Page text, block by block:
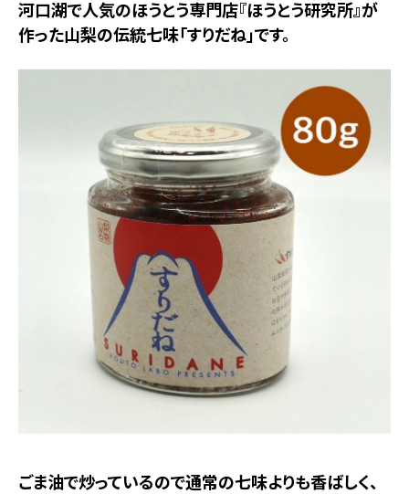
河口湖で人気のほうとう専門店『ほうとう研究所』が
作った山梨の伝統七味「すりだね」です。
ごま油で炒っているので通常の七味よりも香ばしく、